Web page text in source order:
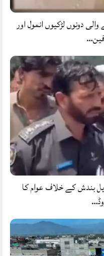
دونوں لڑکیوں انمول اور
بندش کے خلاف عوام کا